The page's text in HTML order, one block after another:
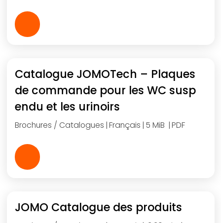
Brochures / Catalogues Français 5 MiB PDF
Catalogue JOMOTech – Plaques
de commande pour les WC susp
endu et les urinoirs
JOMO Catalogue des produits